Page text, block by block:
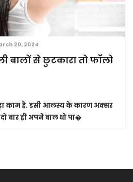
20, 2024
बालों से छुटकारा तो फॉलो
काम है. इसी आलस्य के कारण अक्सर
बार ही अपने बाल धो पा�